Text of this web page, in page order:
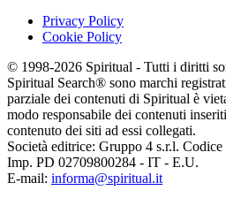
Privacy Policy
Cookie Policy
© 1998-2026 Spiritual - Tutti i diritti
Spiritual Search® sono marchi
parziale dei contenuti di Spiritual è
modo responsabile dei contenuti
contenuto dei siti ad essi collegati.
Società editrice: Gruppo 4 s.r.l.
Imp. PD 02709800284 - IT - E.U.
E-mail: informa@spiritual.it